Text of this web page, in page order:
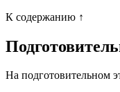
К содержанию ↑
На подготовительном